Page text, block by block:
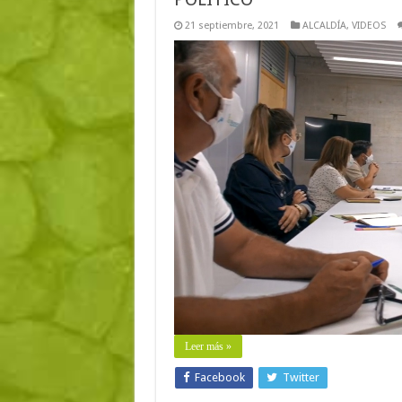
21 septiembre, 2021 ALCALDÍA, VIDEOS
Leer más »
Facebook Twitter